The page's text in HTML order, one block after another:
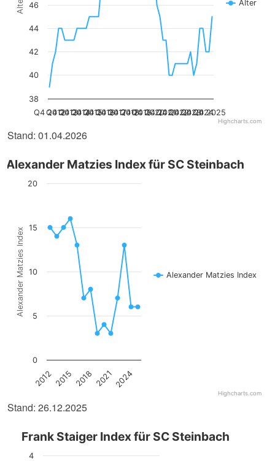
Alter Alter
Q4 2012
Q4 2013
Q4 2014
Q4 2015
Q4 2016
Q4 2017
Q4 2018
Q4 2019
Q4 2020
Q4 2021
Q4 2022
Q4 2023
Q4 2024
Q4 2025
38
40
42
44
46
Highcharts.com
Stand: 01.04.2026
Alexander Matzies Index
Alexander Matzies Index für SC Steinbach
Alexander Matzies Index
2012 2018 2024
2015 2021
10
0
5
15
20
Highcharts.com
Stand: 26.12.2025
Frank Staiger Index für SC Steinbach
4